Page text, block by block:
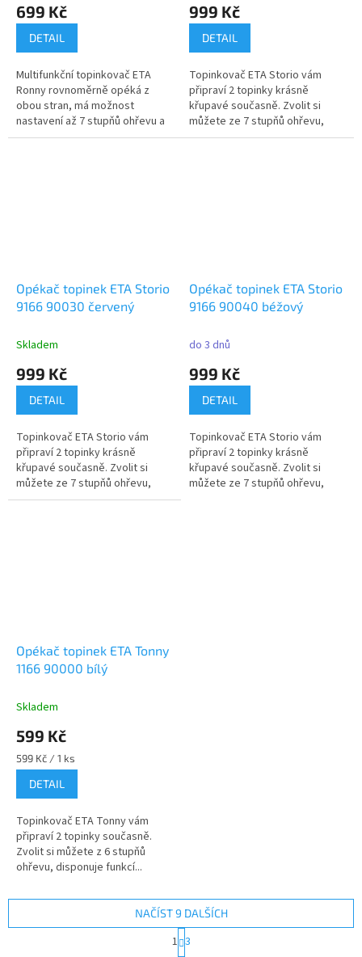
699 Kč
DETAIL
Multifunkční topinkovač ETA
Ronny rovnoměrně opéká z
obou stran, má možnost
nastavení až 7 stupňů ohřevu a
funkci...
999 Kč
DETAIL
Topinkovač ETA Storio vám
připraví 2 topinky krásně
křupavé současně. Zvolit si
můžete ze 7 stupňů ohřevu,
disponuje...
Opékač topinek ETA Storio
9166 90030 červený
Skladem
999 Kč
DETAIL
Topinkovač ETA Storio vám
připraví 2 topinky krásně
křupavé současně. Zvolit si
můžete ze 7 stupňů ohřevu,
disponuje...
Opékač topinek ETA Storio
9166 90040 béžový
do 3 dnů
999 Kč
DETAIL
Topinkovač ETA Storio vám
připraví 2 topinky krásně
křupavé současně. Zvolit si
můžete ze 7 stupňů ohřevu,
Opékač topinek ETA Tonny
1166 90000 bílý
Skladem
599 Kč
Měrná
cena:
599 Kč / 1 ks
DETAIL
Topinkovač ETA Tonny vám
připraví 2 topinky současně.
Zvolit si můžete z 6 stupňů
ohřevu, disponuje funkcí...
NAČÍST 9 DALŠÍCH
S
t
1 3